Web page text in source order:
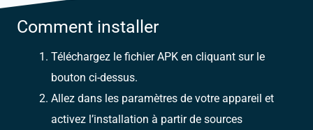
Comment installer
Téléchargez le fichier APK en cliquant sur le
bouton ci-dessus.
Allez dans les paramètres de votre appareil et
activez l’installation à partir de sources